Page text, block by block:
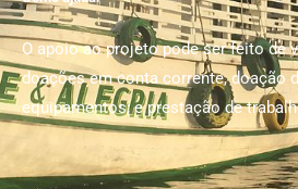
O apoio ao projeto pode ser feito de
doações em conta corrente, doação
equipamentos; e prestação de